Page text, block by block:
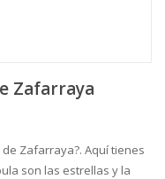
Zafarraya
Zafarraya?. Aquí tienes
son las estrellas y la